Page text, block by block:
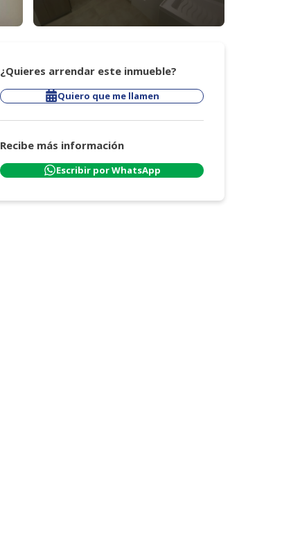
¿Quieres arrendar este inmueble?
Quiero que me llamen
Recibe más información
Escribir por WhatsApp